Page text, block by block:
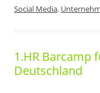
Social Media,
1.HR Barcamp
Deutschland